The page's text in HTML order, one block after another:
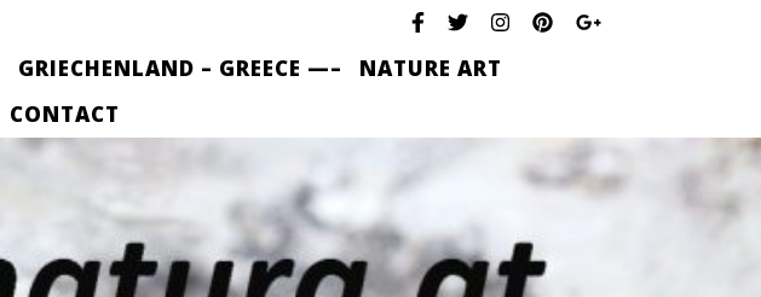
GRIECHENLAND – GREECE —–
NATURE ART
CONTACT